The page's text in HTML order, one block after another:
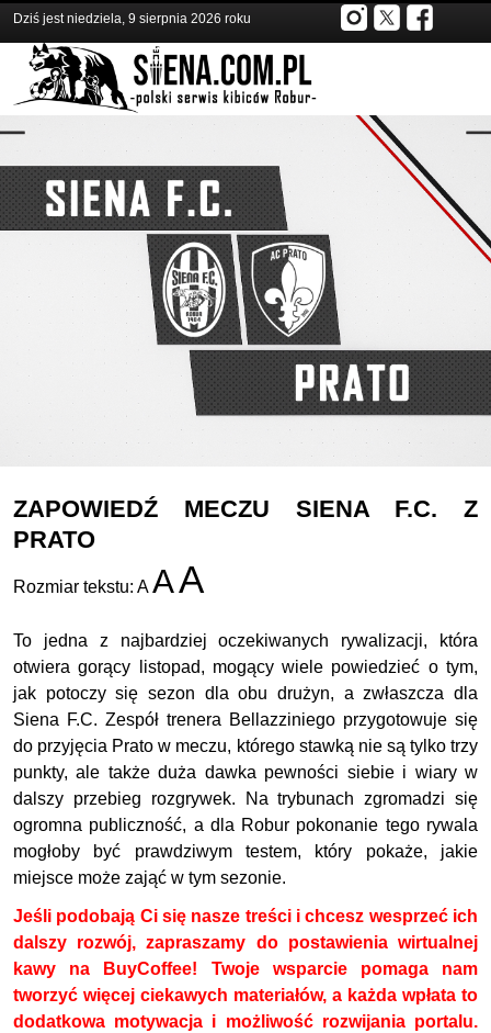
Dziś jest niedziela, 9 sierpnia 2026 roku
ZAPOWIEDŹ MECZU SIENA F.C. Z
PRATO
Rozmiar tekstu: A AA
To jedna z najbardziej oczekiwanych rywalizacji, która
otwiera gorący listopad, mogący wiele powiedzieć o tym,
jak potoczy się sezon dla obu drużyn, a zwłaszcza dla
Siena F.C. Zespół trenera Bellazziniego przygotowuje się
do przyjęcia Prato w meczu, którego stawką nie są tylko trzy
punkty, ale także duża dawka pewności siebie i wiary w
dalszy przebieg rozgrywek. Na trybunach zgromadzi się
ogromna publiczność, a dla Robur pokonanie tego rywala
mogłoby być prawdziwym testem, który pokaże, jakie
miejsce może zająć w tym sezonie.
Jeśli podobają Ci się nasze treści i chcesz wesprzeć ich
dalszy rozwój, zapraszamy do postawienia wirtualnej
kawy na BuyCoffee! Twoje wsparcie pomaga nam
tworzyć więcej ciekawych materiałów, a każda wpłata to
dodatkowa motywacja i możliwość rozwijania portalu.